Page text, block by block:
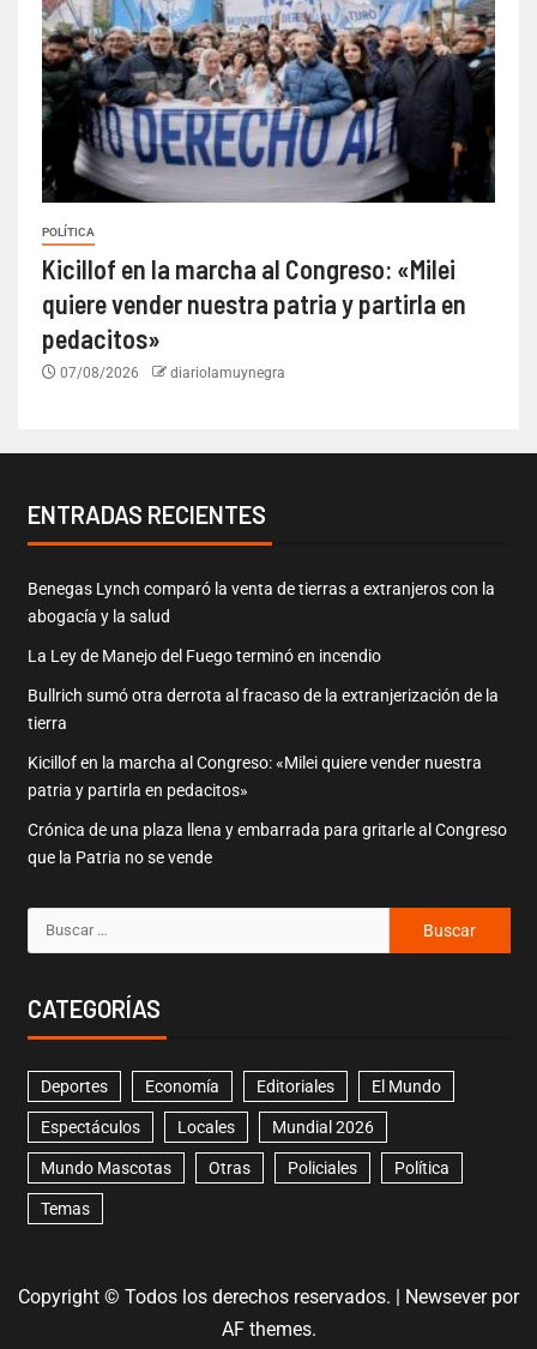
POLÍTICA
Kicillof en la marcha al Congreso: «Milei
quiere vender nuestra patria y partirla en
pedacitos»
07/08/2026 diariolamuynegra
ENTRADAS RECIENTES
Benegas Lynch comparó la venta de tierras a extranjeros con la
abogacía y la salud
La Ley de Manejo del Fuego terminó en incendio
Bullrich sumó otra derrota al fracaso de la extranjerización de la
tierra
Kicillof en la marcha al Congreso: «Milei quiere vender nuestra
patria y partirla en pedacitos»
Crónica de una plaza llena y embarrada para gritarle al Congreso
que la Patria no se vende
CATEGORÍAS
Deportes Economía Editoriales El Mundo
Espectáculos Locales Mundial 2026
Mundo Mascotas Otras Policiales Política
Temas
Copyright © Todos los derechos reservados. | Newseverpor
AF themes.